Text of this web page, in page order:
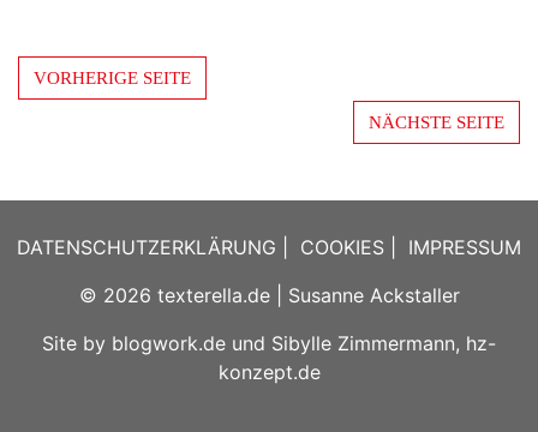
VORHERIGE SEITE
NÄCHSTE SEITE
DATENSCHUTZERKLÄRUNG COOKIES
IMPRESSUM
© 2026 texterella.de| Susanne Ackstaller
Site by blogwork.de und Sibylle Zimmermann, hz-
konzept.de